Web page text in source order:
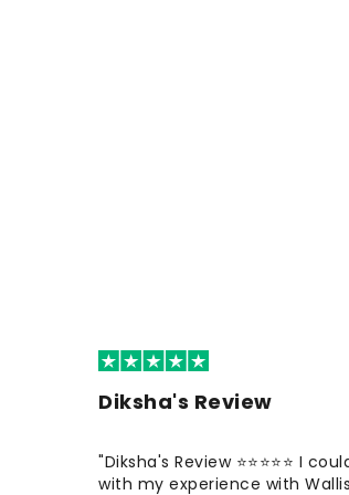
Diksha's Review
"Diksha's Review ⭐⭐⭐⭐⭐ I
with my experience with